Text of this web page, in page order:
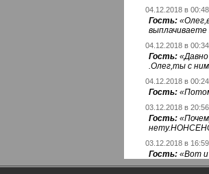
04.12.2018 в 00:48
Гость: «
04.12.2018 в 00:34
Гость: «
.Олег,ты с
04.12.2018 в 00:24
Гость: «
03.12.2018 в 20:56
Гость: «
03.12.2018 в 16:59
Гость: «Вот и